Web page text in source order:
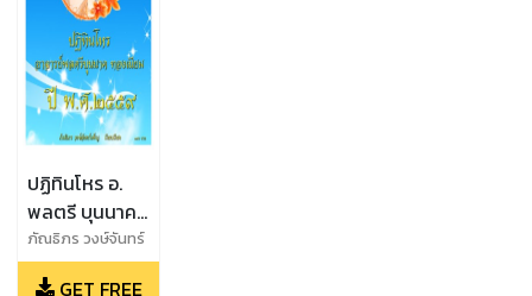
ปฏิทินโหร อ.
พลตรี บุนนาค
ทองเนียม ปี
2559
ภัณธิภร วงษ์จันทร์
เพ็ญ
GET FREE